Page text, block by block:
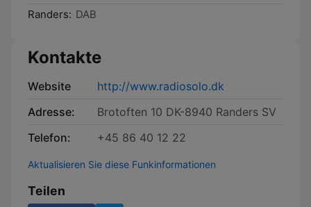
Randers: DAB
Kontakte
Website
http://www.radiosolo.dk
Adresse:
Brotoften 10 DK-8940 Randers SV
Telefon:
+45 86 40 12 22
Aktualisieren Sie diese Funkinformationen
Teilen